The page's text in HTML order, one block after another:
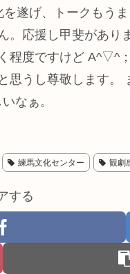
遂げ、トークもう
応援し甲斐があり
程度ですけど A^▽^；
うし尊敬します。
なぁ。
練馬文化センター 観劇
する